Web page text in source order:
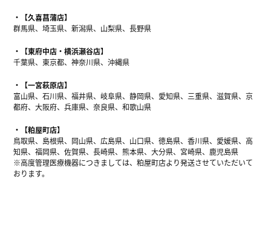
【久喜菖蒲店】
群馬県、埼玉県、新潟県、山梨県、長野県
【東府中店・横浜瀬谷店】
千葉県、東京都、神奈川県、沖縄県
【一宮萩原店】
富山県、石川県、福井県、岐阜県、静岡県、愛知県、三重県、滋賀県、京
都府、大阪府、兵庫県、奈良県、和歌山県
【粕屋町店】
鳥取県、島根県、岡山県、広島県、山口県、徳島県、香川県、愛媛県、高
知県、福岡県、佐賀県、長崎県、熊本県、大分県、宮崎県、鹿児島県
※高度管理医療機器につきましては、粕屋町店より発送させていただいて
おります。